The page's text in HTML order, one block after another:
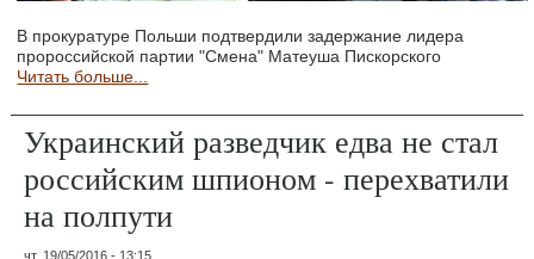
В прокуратуре Польши подтвердили задержание лидера
пророссийской партии "Смена" Матеуша Пискорского
Читать больше...
Украинский разведчик едва не стал
российским шпионом - перехватили
на полпути
чт, 19/05/2016 - 13:15